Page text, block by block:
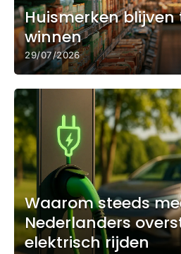
Huismerken blijven
winnen
29/07/2026
Waarom steeds
Nederlanders
elektrisch rijden